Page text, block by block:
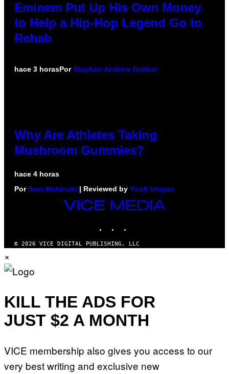
Eminem Put Up His Own Money
to Help a Hip-Hop Legend Go to
Rehab
hace 3 horasPorStephen Andrew Galiher
Why Are Athletes Taking
Mushroom Gummies?
hace 4 horas
PorSam Watanuki | Reviewed by Ysolt Usigan
VICE
© 2026 VICE DIGITAL PUBLISHING, LLC
×
KILL THE ADS FOR
JUST $2 A MONTH
VICE membership also gives you access to our
very best writing and exclusive new